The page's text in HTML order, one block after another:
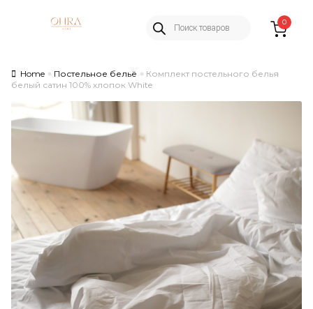
Products
search
0
Home Постельное бельё
Комплект постельного белья
белый сатин 100% хлопок White